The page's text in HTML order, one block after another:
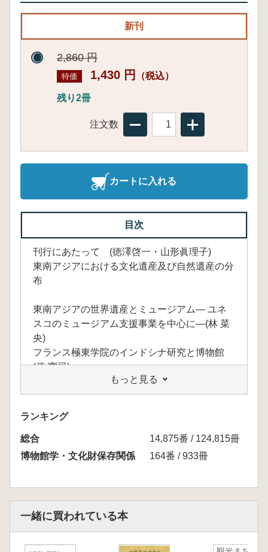
新刊
2,860 円
特価 1,430 円 （税込）
残り2冊
注文数
カートに入れる
目次
刊行にあたって (徳澤啓一・山形眞理子)
東南アジアにおける文化遺産及び自然遺産の分
布
東南アジアの世界遺産とミュージアム― ユネ
スコのミュージアム支援事業を中心に―(林 菜
央)
フランス極東学院のインドシナ研究と博物館
(俵 寛司)
チャンパの世界遺産「ミーソン聖域」とサイ
ト・ミュージアム(山形眞理子)
ホイアンの文化遺産と博物館(菊池百里子)
ラオス北部から中部における埋蔵文化財調査・
文化財保護と博物館―ポストCOVID-19の現状
と課題―(清水菜穂)
化遺産国際協力―(丸井雅子)
カンボジアにおける染織業とその伝承―戦火に
もっと見る
ランキング
総合
14,875番 / 124,815冊
博物館学・文化財保存関係
164番 / 933冊
一緒に買われている本